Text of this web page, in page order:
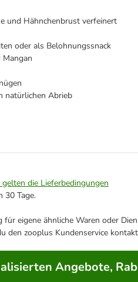
und Hähnchenbrust verfeinert
oder als Belohnungssnack
natürlichen Abrieb
gelten die Lieferbedingungen
30 Tage.
eigene ähnliche Waren oder
den zooplus Kundenservice
Angebote,